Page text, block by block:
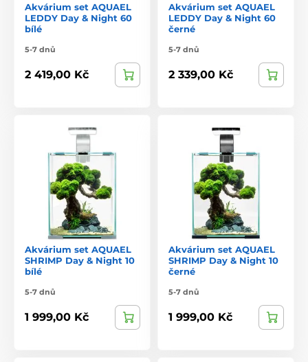
Akvárium set AQUAEL
LEDDY Day & Night 60
bílé
5-7 dnů
2 419,00 Kč
Akvárium set AQUAEL
LEDDY Day & Night 60
černé
5-7 dnů
2 339,00 Kč
Akvárium set AQUAEL
SHRIMP Day & Night 10
bílé
5-7 dnů
1 999,00 Kč
Akvárium set AQUAEL
SHRIMP Day & Night 10
černé
5-7 dnů
1 999,00 Kč